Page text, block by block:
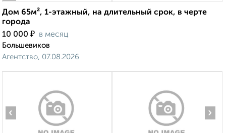
Дом 65м², 1-этажный, на длительный срок, в черте
города
10 000 ₽ в месяц
Большевиков
Агентство, 07.08.2026
‹ ›